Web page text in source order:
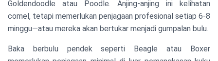
Goldendoodle atau Poodle. Anjing-anjing ini kelihatan
comel, tetapi memerlukan penjagaan profesional setiap 6-8
minggu—atau mereka akan bertukar menjadi gumpalan bulu.
Baka berbulu pendek seperti Beagle atau Boxer